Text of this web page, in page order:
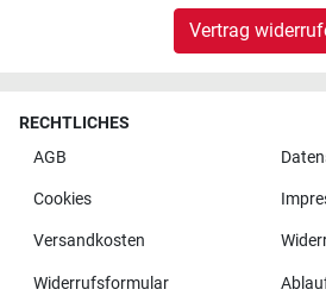
Vertrag
RECHTLICHES
AGB
Cookies
Versandkosten
Widerrufsformular